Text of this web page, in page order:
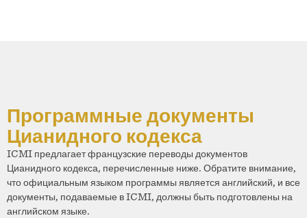
Программные документы
Цианидного кодекса
ICMI предлагает французские переводы документов
Цианидного кодекса, перечисленные ниже. Обратите внимание,
что официальным языком программы является английский, и все
документы, подаваемые в ICMI, должны быть подготовлены на
английском языке.